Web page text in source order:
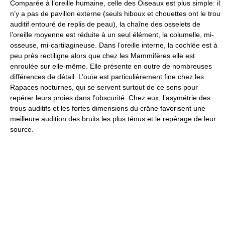
Comparée à l’oreille humaine, celle des Oiseaux est plus simple: il
n’y a pas de pavillon externe (seuls hiboux et chouettes ont le trou
auditif entouré de replis de peau), la chaîne des osselets de
l’oreille moyenne est réduite à un seul élément, la columelle, mi-
osseuse, mi-cartilagineuse. Dans l’oreille interne, la cochlée est à
peu près rectiligne alors que chez les Mammifères elle est
enroulée sur elle-même. Elle présente en outre de nombreuses
différences de détail. L’ouïe est particulièrement fine chez les
Rapaces nocturnes, qui se servent surtout de ce sens pour
repérer leurs proies dans l’obscurité. Chez eux, l’asymétrie des
trous auditifs et les fortes dimensions du crâne favorisent une
meilleure audition des bruits les plus ténus et le repérage de leur
source.